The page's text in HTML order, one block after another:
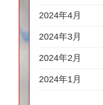
2024年4月
2024年3月
2024年2月
2024年1月